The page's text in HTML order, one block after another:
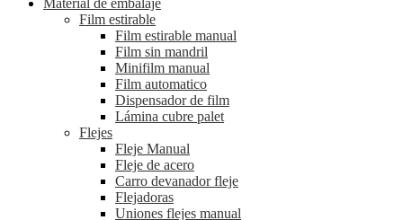
Material de embalaje
Film estirable
Film estirable manual
Film sin mandril
Minifilm manual
Film automatico
Dispensador de film
Lámina cubre palet
Flejes
Fleje Manual
Fleje de acero
Carro devanador fleje
Flejadoras
Uniones flejes manual